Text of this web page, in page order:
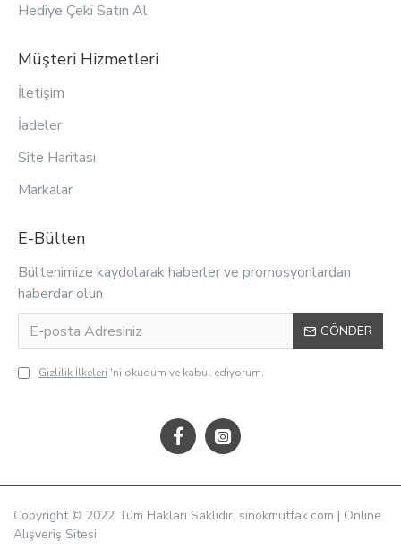
Hediye Çeki Satın Al
Müşteri Hizmetleri
İletişim
İadeler
Site Haritası
Markalar
E-Bülten
Bültenimize kaydolarak haberler ve promosyonlardan
haberdar olun
GÖNDER
Gizlilik İlkeleri 'ni okudum ve kabul ediyorum.
Copyright © 2022 Tüm Hakları Saklıdır. sinokmutfak.com | Online
Alışveriş Sitesi